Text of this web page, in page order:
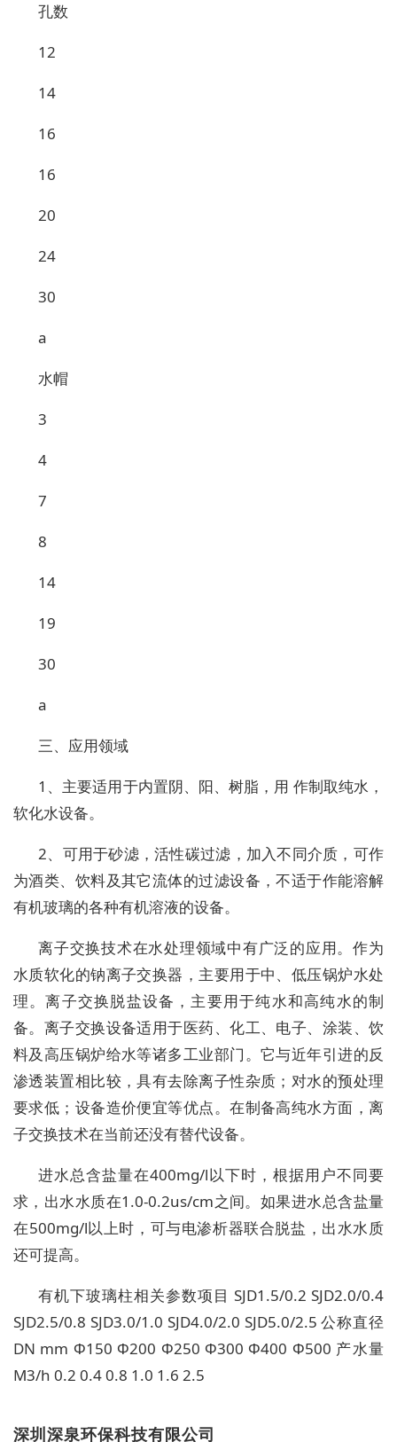
孔数
12
14
16
16
20
24
30
a
水帽
3
4
7
8
14
19
30
a
三、应用领域
1、主要适用于内置阴、阳、树脂，用 作制取纯水，
软化水设备。
2、可用于砂滤，活性碳过滤，加入不同介质，可作
为酒类、饮料及其它流体的过滤设备，不适于作能溶解
有机玻璃的各种有机溶液的设备。
离子交换技术在水处理领域中有广泛的应用。作为
水质软化的钠离子交换器，主要用于中、低压锅炉水处
理。离子交换脱盐设备，主要用于纯水和高纯水的制
备。离子交换设备适用于医药、化工、电子、涂装、饮
料及高压锅炉给水等诸多工业部门。它与近年引进的反
渗透装置相比较，具有去除离子性杂质；对水的预处理
要求低；设备造价便宜等优点。在制备高纯水方面，离
子交换技术在当前还没有替代设备。
进水总含盐量在400mg/l以下时，根据用户不同要
求，出水水质在1.0-0.2us/cm之间。如果进水总含盐量
在500mg/l以上时，可与电渗析器联合脱盐，出水水质
还可提高。
有机下玻璃柱相关参数项目 SJD1.5/0.2 SJD2.0/0.4
SJD2.5/0.8 SJD3.0/1.0 SJD4.0/2.0 SJD5.0/2.5 公称直径
DN mm Φ150 Φ200 Φ250 Φ300 Φ400 Φ500 产水量
M3/h 0.2 0.4 0.8 1.0 1.6 2.5
深圳深泉环保科技有限公司